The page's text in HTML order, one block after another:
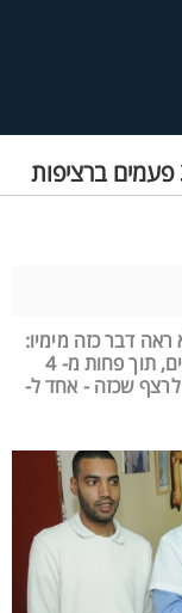
דבר כזה מימיו:
יולדת שילדה בפעם השלישית תאומים, לא זהים, תוך פחות מ- 4
לרצף שכזה - אחד ל-